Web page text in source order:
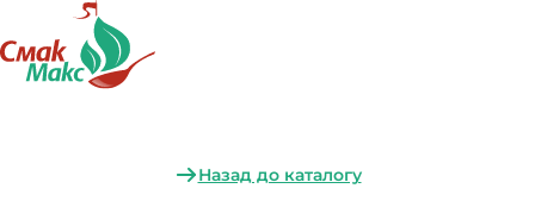
Назад до каталогу